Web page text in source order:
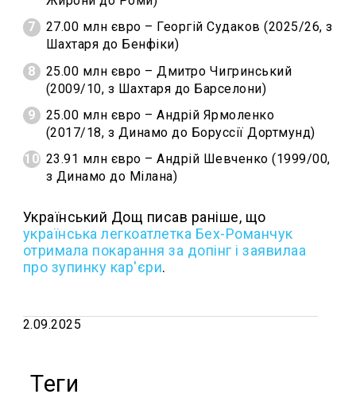
27.00 млн євро – Георгій Судаков (2025/26, з
Шахтаря до Бенфіки)
25.00 млн євро – Дмитро Чигринський
(2009/10, з Шахтаря до Барселони)
25.00 млн євро – Андрій Ярмоленко
(2017/18, з Динамо до Боруссії Дортмунд)
23.91 млн євро – Андрій Шевченко (1999/00,
з Динамо до Мілана)
Український Дощ писав раніше, що
українська легкоатлетка Бех-Романчук
отримала покарання за допінг і заявилаа
про зупинку кар'єри.
2.09.2025
Теги